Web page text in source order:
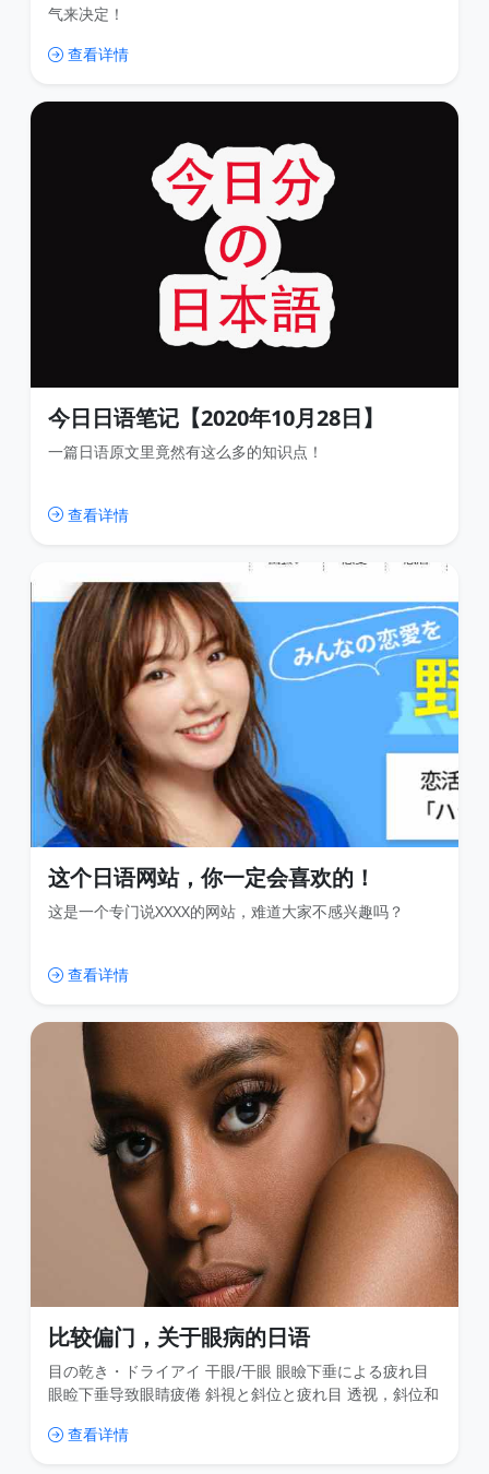
气来决定！
查看详情
今日日语笔记【2020年10月28日】
一篇日语原文里竟然有这么多的知识点！
查看详情
这个日语网站，你一定会喜欢的！
这是一个专门说XXXX的网站，难道大家不感兴趣吗？
查看详情
比较偏门，关于眼病的日语
目の乾き・ドライアイ 干眼/干眼 眼瞼下垂による疲れ目
眼睑下垂导致眼睛疲倦 斜視と斜位と疲れ目 透视，斜位和
と疲れ目 VDT压力和眼睛疲劳 体の冷えと疲れ目 眼睛又冷
查看详情